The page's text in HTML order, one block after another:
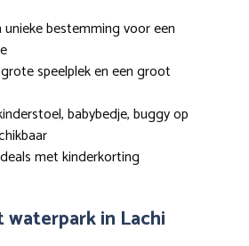
unieke bestemming voor een
speelplek en een groot
babybedje, buggy op
met kinderkorting
in Lachi